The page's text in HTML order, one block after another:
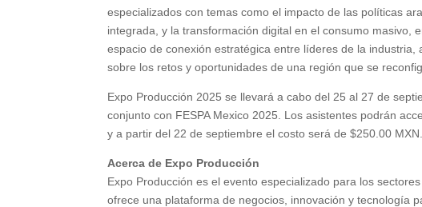
especializados con temas como el impacto de las políticas
integrada, y la transformación digital en el consumo masivo,
espacio de conexión estratégica entre líderes de la
sobre los retos y oportunidades de una región que se
Expo Producción 2025 se llevará a cabo del 25 al 27 de
conjunto con FESPA Mexico 2025. Los asistentes podrán
y a partir del 22 de septiembre el costo será de $250.00
Acerca de Expo Producción
Expo Producción es el evento especializado para los
ofrece una plataforma de negocios, innovación y tecnología